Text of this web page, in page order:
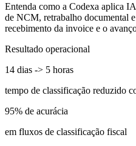
Entenda como a Codexa aplica
de NCM, retrabalho documental
recebimento da invoice e o
Resultado operacional
14 dias -> 5 horas
tempo de classificação reduzido
95% de acurácia
em fluxos de classificação fiscal